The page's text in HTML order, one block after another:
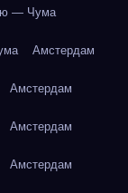
— Чума
Амстердам
Амстердам
Амстердам
Амстердам